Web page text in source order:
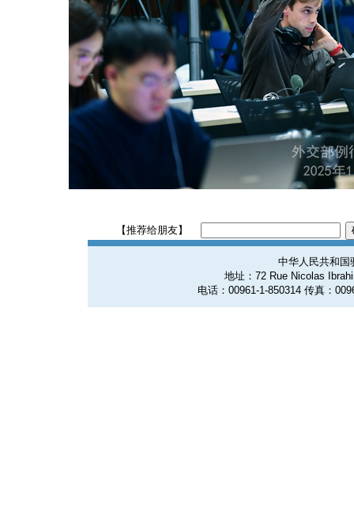
【推荐给朋友】
中华人民共和国
地址：72 Rue Nicolas
电话：00961-1-850314 传真：